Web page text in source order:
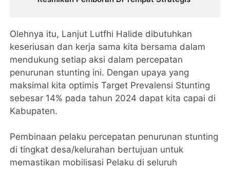
Olehnya itu, Lanjut Lutfhi Halide dibutuhkan
keseriusan dan kerja sama kita bersama dalam
mendukung setiap aksi dalam percepatan
penurunan stunting ini. Dengan upaya yang
maksimal kita optimis Target Prevalensi Stunting
sebesar 14% pada tahun 2024 dapat kita capai di
Kabupaten.
Pembinaan pelaku percepatan penurunan stunting
di tingkat desa/kelurahan bertujuan untuk
memastikan mobilisasi Pelaku di seluruh